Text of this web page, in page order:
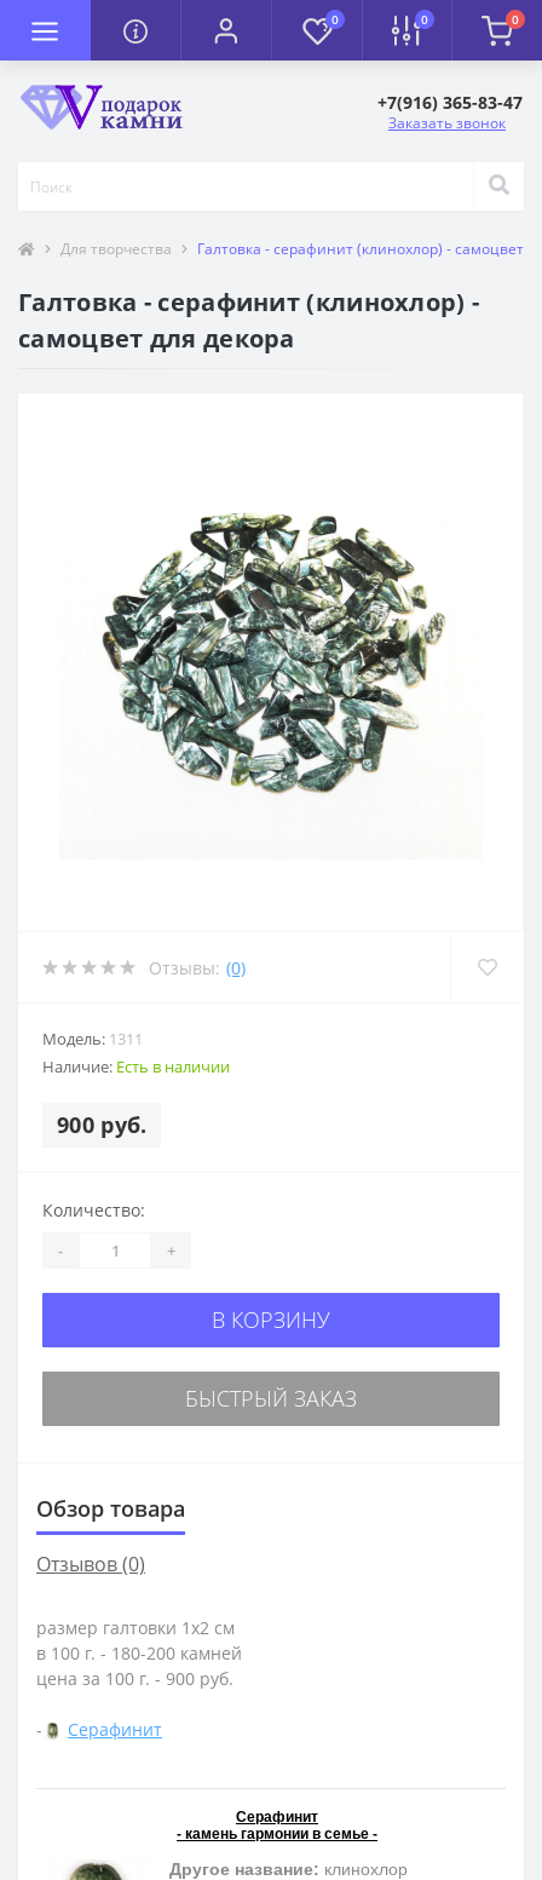
0 0 0
+7(916) 365-83-47
Заказать звонок
Для творчества Галтовка - серафинит (клинохлор) - самоцвет
Галтовка - серафинит (клинохлор) -
самоцвет для декора
Отзывы: (0)
Модель: 1311
Наличие: Есть в наличии
900 руб.
Количество:
- +
В КОРЗИНУ
БЫСТРЫЙ ЗАКАЗ
Обзор товара
Отзывов (0)
размер галтовки 1x2 см
в 100 г. - 180-200 камней
цена за 100 г. - 900 руб.
- Серафинит
Серафинит
- камень гармонии в семье -
Другое название: клинохлор